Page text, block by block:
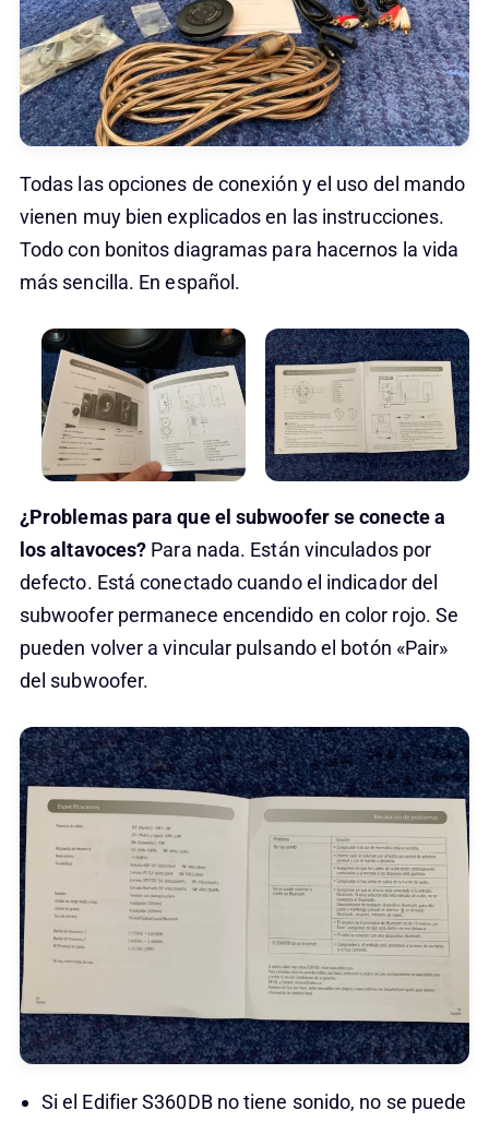
Todas las opciones de conexión y el uso del mando
vienen muy bien explicados en las instrucciones.
Todo con bonitos diagramas para hacernos la vida
más sencilla. En español.
¿Problemas para que el subwoofer se conecte a
los altavoces? Para nada. Están vinculados por
defecto. Está conectado cuando el indicador del
subwoofer permanece encendido en color rojo. Se
pueden volver a vincular pulsando el botón «Pair»
del subwoofer.
Si el Edifier S360DB no tiene sonido, no se puede